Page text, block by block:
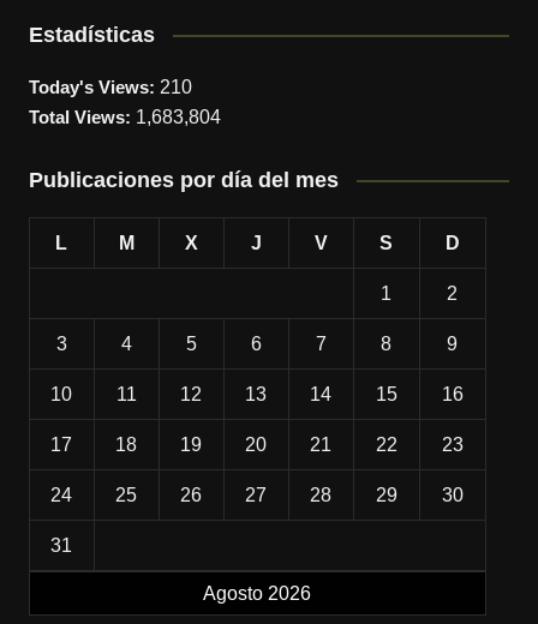
Estadísticas
Today's Views: 210
Total Views: 1,683,804
Publicaciones por día del mes
Agosto 2026
L M X J V S D
1 2
3 4 5 6 7 8 9
10 11 12 13 14 15 16
17 18 19 20 21 22 23
24 25 26 27 28 29 30
31